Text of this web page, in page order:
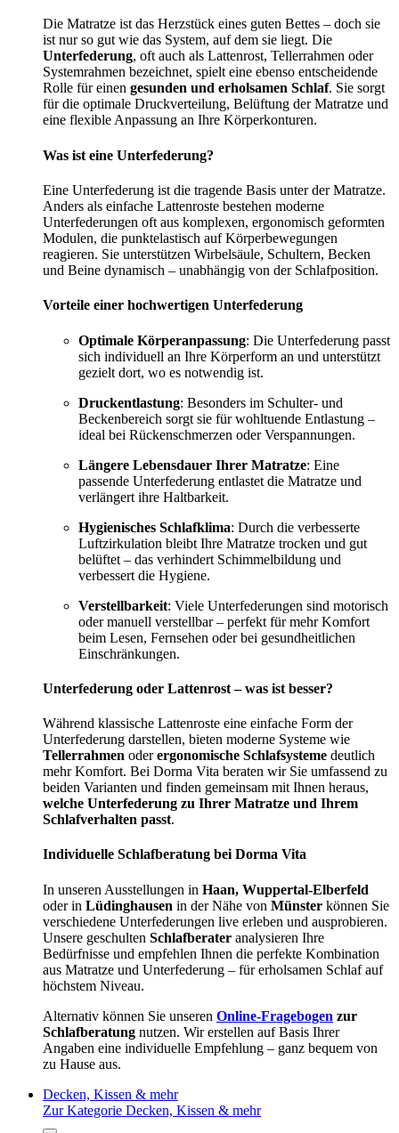
Die Matratze ist das Herzstück eines guten Bettes – doch sie
ist nur so gut wie das System, auf dem sie liegt. Die
Unterfederung, oft auch als Lattenrost, Tellerrahmen oder
Systemrahmen bezeichnet, spielt eine ebenso entscheidende
Rolle für einen gesunden und erholsamen Schlaf. Sie sorgt
für die optimale Druckverteilung, Belüftung der Matratze und
eine flexible Anpassung an Ihre Körperkonturen.
Was ist eine Unterfederung?
Eine Unterfederung ist die tragende Basis unter der Matratze.
Anders als einfache Lattenroste bestehen moderne
Unterfederungen oft aus komplexen, ergonomisch geformten
Modulen, die punktelastisch auf Körperbewegungen
reagieren. Sie unterstützen Wirbelsäule, Schultern, Becken
und Beine dynamisch – unabhängig von der Schlafposition.
Vorteile einer hochwertigen Unterfederung
Optimale Körperanpassung: Die Unterfederung passt
sich individuell an Ihre Körperform an und unterstützt
gezielt dort, wo es notwendig ist.
Druckentlastung: Besonders im Schulter- und
Beckenbereich sorgt sie für wohltuende Entlastung –
ideal bei Rückenschmerzen oder Verspannungen.
Längere Lebensdauer Ihrer Matratze: Eine
passende Unterfederung entlastet die Matratze und
verlängert ihre Haltbarkeit.
Hygienisches Schlafklima: Durch die verbesserte
Luftzirkulation bleibt Ihre Matratze trocken und gut
belüftet – das verhindert Schimmelbildung und
verbessert die Hygiene.
Verstellbarkeit: Viele Unterfederungen sind motorisch
oder manuell verstellbar – perfekt für mehr Komfort
beim Lesen, Fernsehen oder bei gesundheitlichen
Einschränkungen.
Unterfederung oder Lattenrost – was ist besser?
Während klassische Lattenroste eine einfache Form der
Unterfederung darstellen, bieten moderne Systeme wie
Tellerrahmen oderergonomische Schlafsysteme deutlich
mehr Komfort. Bei Dorma Vita beraten wir Sie umfassend zu
beiden Varianten und finden gemeinsam mit Ihnen heraus,
welche Unterfederung zu Ihrer Matratze und Ihrem
Schlafverhalten passt.
Individuelle Schlafberatung bei Dorma Vita
In unseren Ausstellungen in Haan, Wuppertal-Elberfeld
oder in Lüdinghausen in der Nähe von Münster können Sie
verschiedene Unterfederungen live erleben und ausprobieren.
Unsere geschulten Schlafberater analysieren Ihre
Bedürfnisse und empfehlen Ihnen die perfekte Kombination
aus Matratze und Unterfederung – für erholsamen Schlaf auf
höchstem Niveau.
Alternativ können Sie unseren Online-Fragebogen zur
Schlafberatung nutzen. Wir erstellen auf Basis Ihrer
Angaben eine individuelle Empfehlung – ganz bequem von
zu Hause aus.
Decken, Kissen & mehr
Zur Kategorie Decken, Kissen & mehr